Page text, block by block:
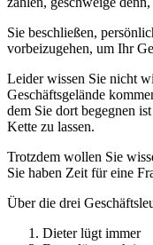
Sie beschließen,
vorbeizugehen, um Ihr
Leider wissen Sie nicht
Geschäftsgelände
dem Sie dort begegnen
Kette zu lassen.
Trotzdem wollen Sie
Sie haben Zeit für eine
Über die drei
Dieter lügt immer